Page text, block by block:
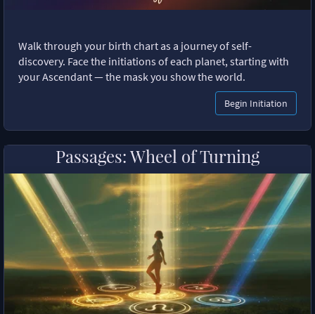
Walk through your birth chart as a journey of self-
discovery. Face the initiations of each planet, starting with
your Ascendant — the mask you show the world.
Begin Initiation
Passages: Wheel of Turning